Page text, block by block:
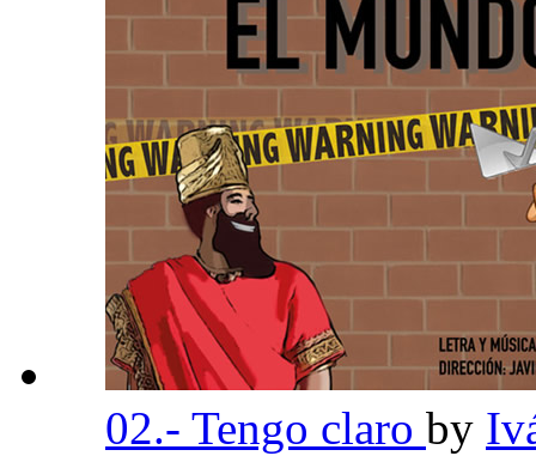
02.- Tengo claro by